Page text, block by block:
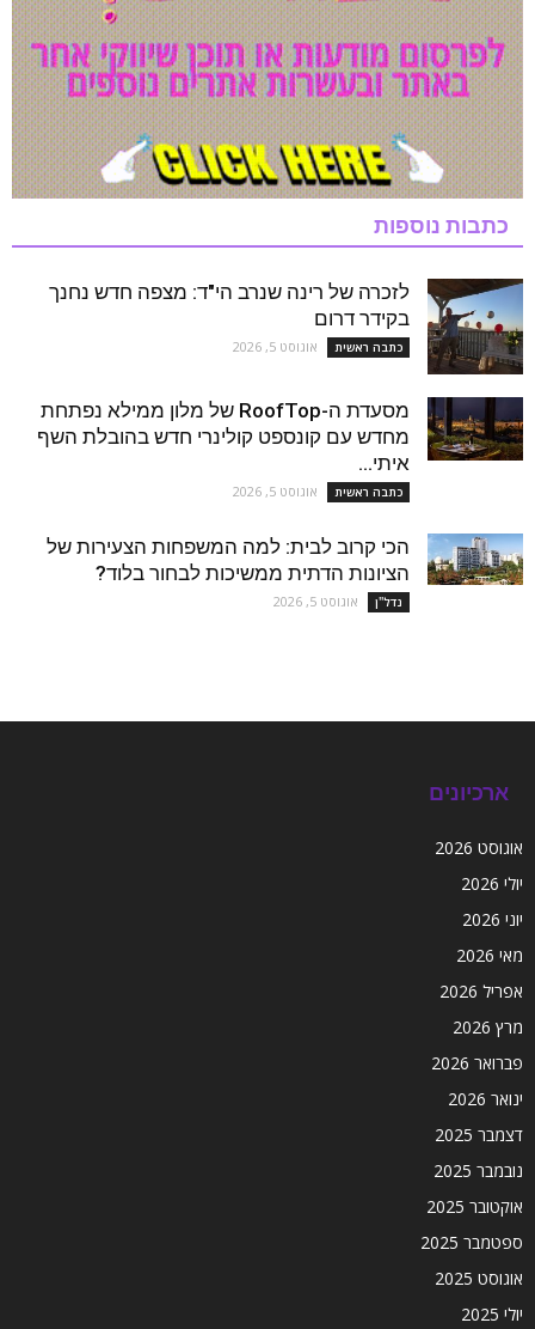
כתבות נוספות
לזכרה של רינה שנרב הי"ד: מצפה חדש נחנך
בקידר דרום
כתבה ראשית אוגוסט 5, 2026
מסעדת ה-RoofTop של מלון ממילא נפתחת
מחדש עם קונספט קולינרי חדש בהובלת השף
איתי...
כתבה ראשית אוגוסט 5, 2026
הכי קרוב לבית: למה המשפחות הצעירות של
הציונות הדתית ממשיכות לבחור בלוד?
נדל''ן אוגוסט 5, 2026
ארכיונים
אוגוסט 2026
יולי 2026
יוני 2026
מאי 2026
אפריל 2026
מרץ 2026
פברואר 2026
ינואר 2026
דצמבר 2025
נובמבר 2025
אוקטובר 2025
ספטמבר 2025
אוגוסט 2025
יולי 2025